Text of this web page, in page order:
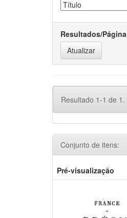
Resultados/Página
Resultado 1-1 de 1.
Conjunto de itens:
Pré-visualização